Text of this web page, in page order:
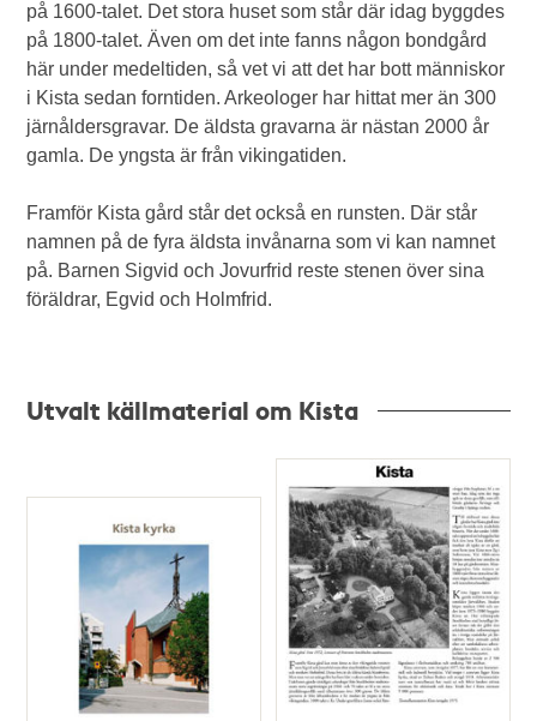
på 1600-talet. Det stora huset som står där idag byggdes
på 1800-talet. Även om det inte fanns någon bondgård
här under medeltiden, så vet vi att det har bott människor
i Kista sedan forntiden. Arkeologer har hittat mer än 300
järnåldersgravar. De äldsta gravarna är nästan 2000 år
gamla. De yngsta är från vikingatiden.
Framför Kista gård står det också en runsten. Där står
namnen på de fyra äldsta invånarna som vi kan namnet
på. Barnen Sigvid och Jovurfrid reste stenen över sina
föräldrar, Egvid och Holmfrid.
Utvalt källmaterial om Kista